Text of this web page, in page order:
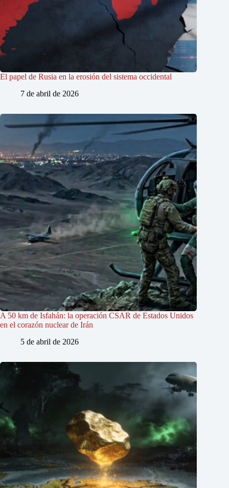
El papel de Rusia en la erosión del sistema occidental
7 de abril de 2026
A 50 km de Isfahán: la operación CSAR de Estados Unidos
en el corazón nuclear de Irán
5 de abril de 2026